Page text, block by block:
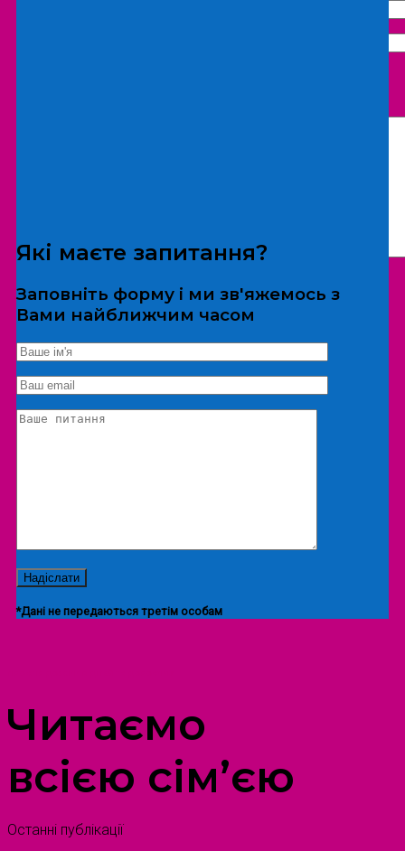
*Дані не передаються третім особам
Екскурсія/локація
Які маєте запитання?
Заповніть форму і ми зв'яжемось з
Вами найближчим часом
*Дані не передаються третім особам
Читаємо
всією сім’єю
Останні публікації